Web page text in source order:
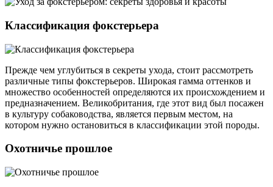
Классификация фокстерьера
Прежде чем углубиться в секреты ухода, стоит рассмотреть
различные типы фокстерьеров. Широкая гамма оттенков и
множество особенностей определяются их происхождением и
предназначением. Великобритания, где этот вид был посажен
в культуру собаководства, является первым местом, на
котором нужно остановиться в классификации этой породы.
Охотничье прошлое